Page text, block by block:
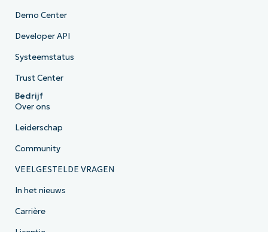
Demo Center
Developer API
Systeemstatus
Trust Center
Bedrijf
Over ons
Leiderschap
Community
VEELGESTELDE VRAGEN
In het nieuws
Carrière